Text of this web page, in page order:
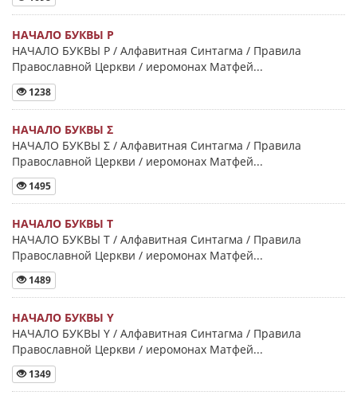
НАЧАЛО БУКВЫ Ρ
НАЧАЛО БУКВЫ Ρ / Алфавитная Синтагма / Правила
Православной Церкви / иеромонах Матфей...
1238
НАЧАЛО БУКВЫ Σ
НАЧАЛО БУКВЫ Σ / Алфавитная Синтагма / Правила
Православной Церкви / иеромонах Матфей...
1495
НАЧАЛО БУКВЫ Τ
НАЧАЛО БУКВЫ Τ / Алфавитная Синтагма / Правила
Православной Церкви / иеромонах Матфей...
1489
НАЧАЛО БУКВЫ Y
НАЧАЛО БУКВЫ Y / Алфавитная Синтагма / Правила
Православной Церкви / иеромонах Матфей...
1349